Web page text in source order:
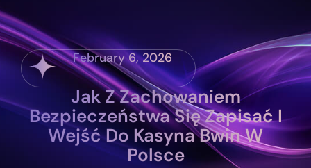
February 6, 2026
Jak Z Zachowaniem
Bezpieczeństwa Się Zapisać I
Wejść Do Kasyna Bwin W
Polsce